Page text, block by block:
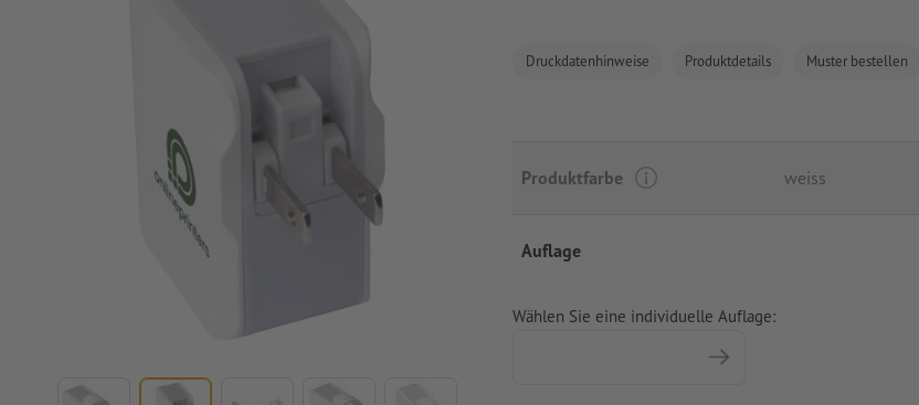
Druckdatenhinweise Produktdetails Muster bestellen
Produktfarbe weiss
Auflage
Wählen Sie eine individuelle Auflage: